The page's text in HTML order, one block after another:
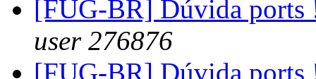
[FUG-BR] Dúvida
user 276876
[FUG-BR] Dúvida